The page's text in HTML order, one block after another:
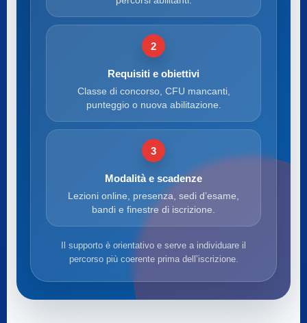
2
Requisiti e obiettivi
Classe di concorso, CFU mancanti,
punteggio o nuova abilitazione.
3
Modalità e scadenze
Lezioni online, presenza, sedi d’esame,
bandi e finestre di iscrizione.
Il supporto è orientativo e serve a individuare il
percorso più coerente prima dell’iscrizione.